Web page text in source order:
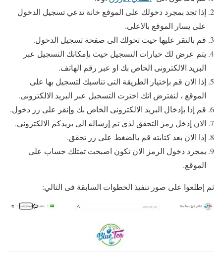
إذا تجد بمجرد دخولك على الموقع خانة تدعي تسجيل الدخول
على يسار الموقع بالاعلى.
قم بالنقر عليها حيث تحولك الى صفحة تسجيل الدخول.
يتم عرض لك خيارات التسجيل حيث بإمكانك التسجيل عبر
البريد الالكترونى الخاص بك او عبر رقم الهاتف.
إذا الان قم بإختيار الطريقة التى تناسبك لتسجيل بها على
الموقع ، لنفترض انك اخترت التسجيل عبر البريد الالكترونى.
قم إذا بإدخال البريد الالكترونى الخاص بك وإنقر على زر دخول.
الان إدخل رمز التحقق لذى تم إرساله الى بريدكم الالكترونى.
إذا الان بعد كتابته قم بالضغط على زر تحقق.
بمجرد دخول الرمز الان تكون اصبحت تمتلك حساب على
الموقع.
ثم إطلعوا على صور تنفيذ الخطوات السابقة فى التالي: